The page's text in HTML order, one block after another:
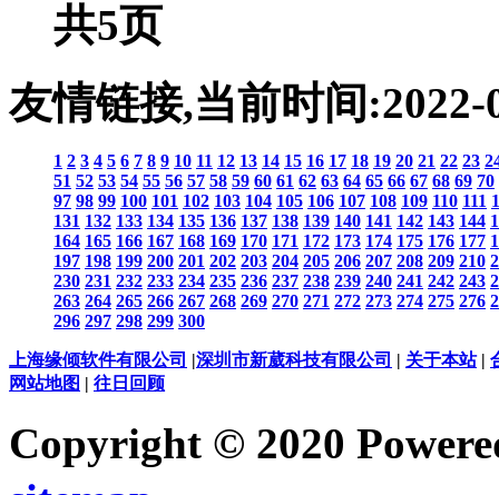
共5页
友情链接,当前时间:2022-
1 2 3 4 5 6 7 8 9 10 11 12 13 14 15 16 17 18 19 20 21 22 23
51 52 53 54 55 56 57 58 59 60 61 62 63 64 65 66 67 68 69 70
97 98 99 100 101 102 103 104 105 106 107 108 109 110 111
131 132 133 134 135 136 137 138 139 140 141 142 143 144
164 165 166 167 168 169 170 171 172 173 174 175 176 177
197 198 199 200 201 202 203 204 205 206 207 208 209 210
230 231 232 233 234 235 236 237 238 239 240 241 242 243
263 264 265 266 267 268 269 270 271 272 273 274 275 276
296 297 298 299 300
上海缘倾软件有限公司 |深圳市新葳科技有限公司 | 关于本站|
网站地图 | 往日回顾
Copyright © 2020